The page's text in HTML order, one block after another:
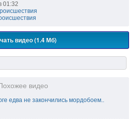
01:32
видео (1.4 Мб)
видео
едва не закончились мордобоем..